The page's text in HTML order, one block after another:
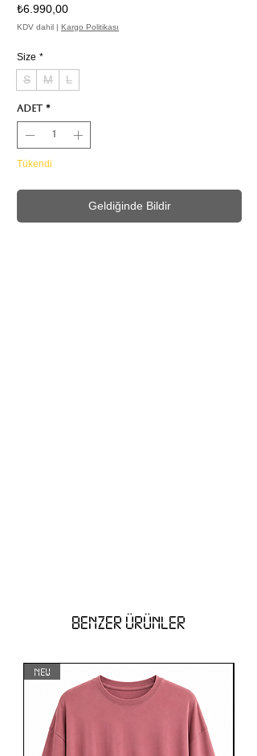
₺6.990,00Fiyat
KDV dahil | Kargo Politikası
Size *
S M L
Adet *
Tükendi
Geldiğinde Bildir
BENZER ÜRÜNLER
NEW